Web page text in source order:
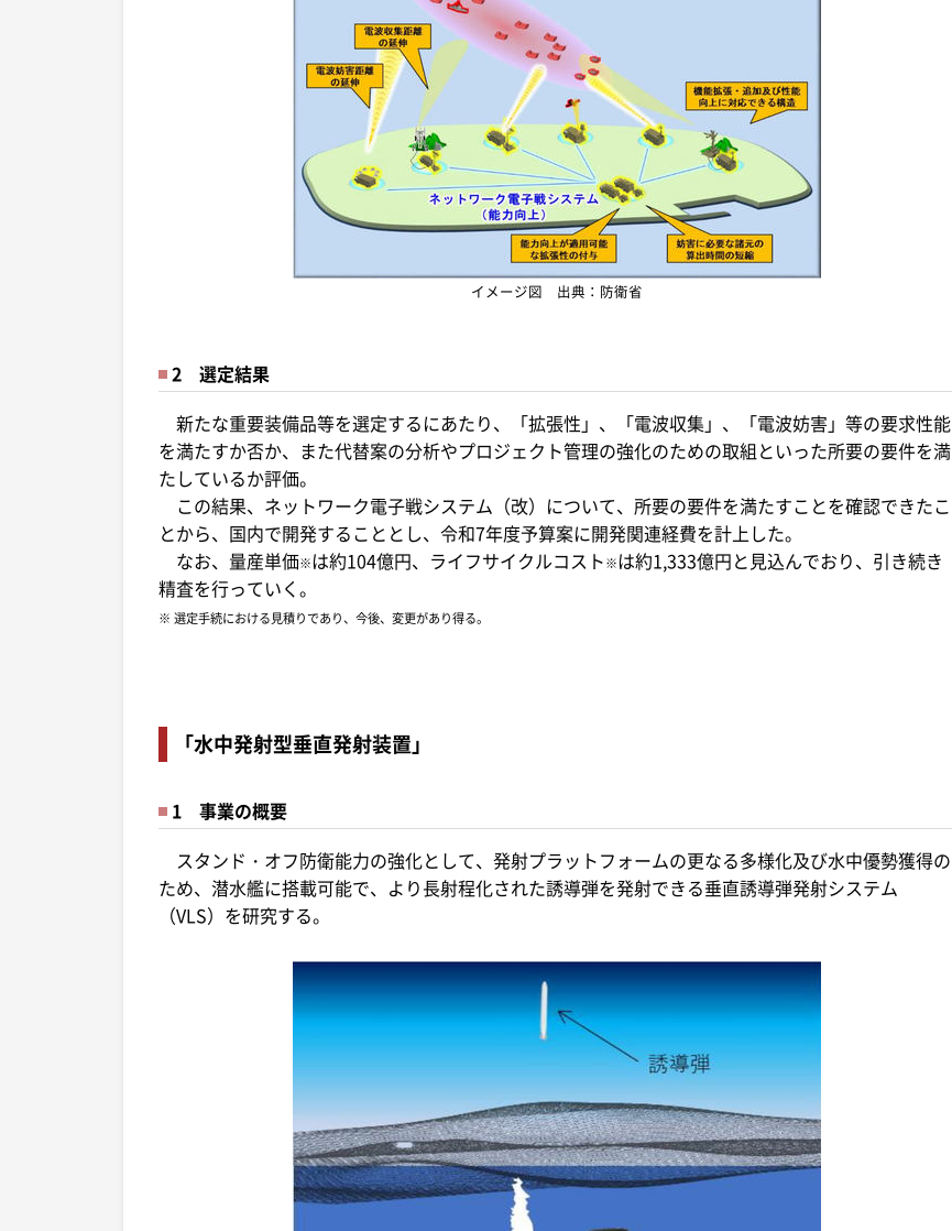
イメージ図 出典：防衛省
2 選定結果
新たな重要装備品等を選定するにあたり、「拡張性」、「電波収集」、「電波妨害」等の要求性能
を満たすか否か、また代替案の分析やプロジェクト管理の強化のための取組といった所要の要件を満
たしているか評価。
この結果、ネットワーク電子戦システム（改）について、所要の要件を満たすことを確認できたこ
とから、国内で開発することとし、令和7年度予算案に開発関連経費を計上した。
なお、量産単価※は約104億円、ライフサイクルコスト※は約1,333億円と見込んでおり、引き続き
精査を行っていく。
※ 選定手続における見積りであり、今後、変更があり得る。
「水中発射型垂直発射装置」
1 事業の概要
スタンド・オフ防衛能力の強化として、発射プラットフォームの更なる多様化及び水中優勢獲得の
ため、潜水艦に搭載可能で、より長射程化された誘導弾を発射できる垂直誘導弾発射システム
（VLS）を研究する。